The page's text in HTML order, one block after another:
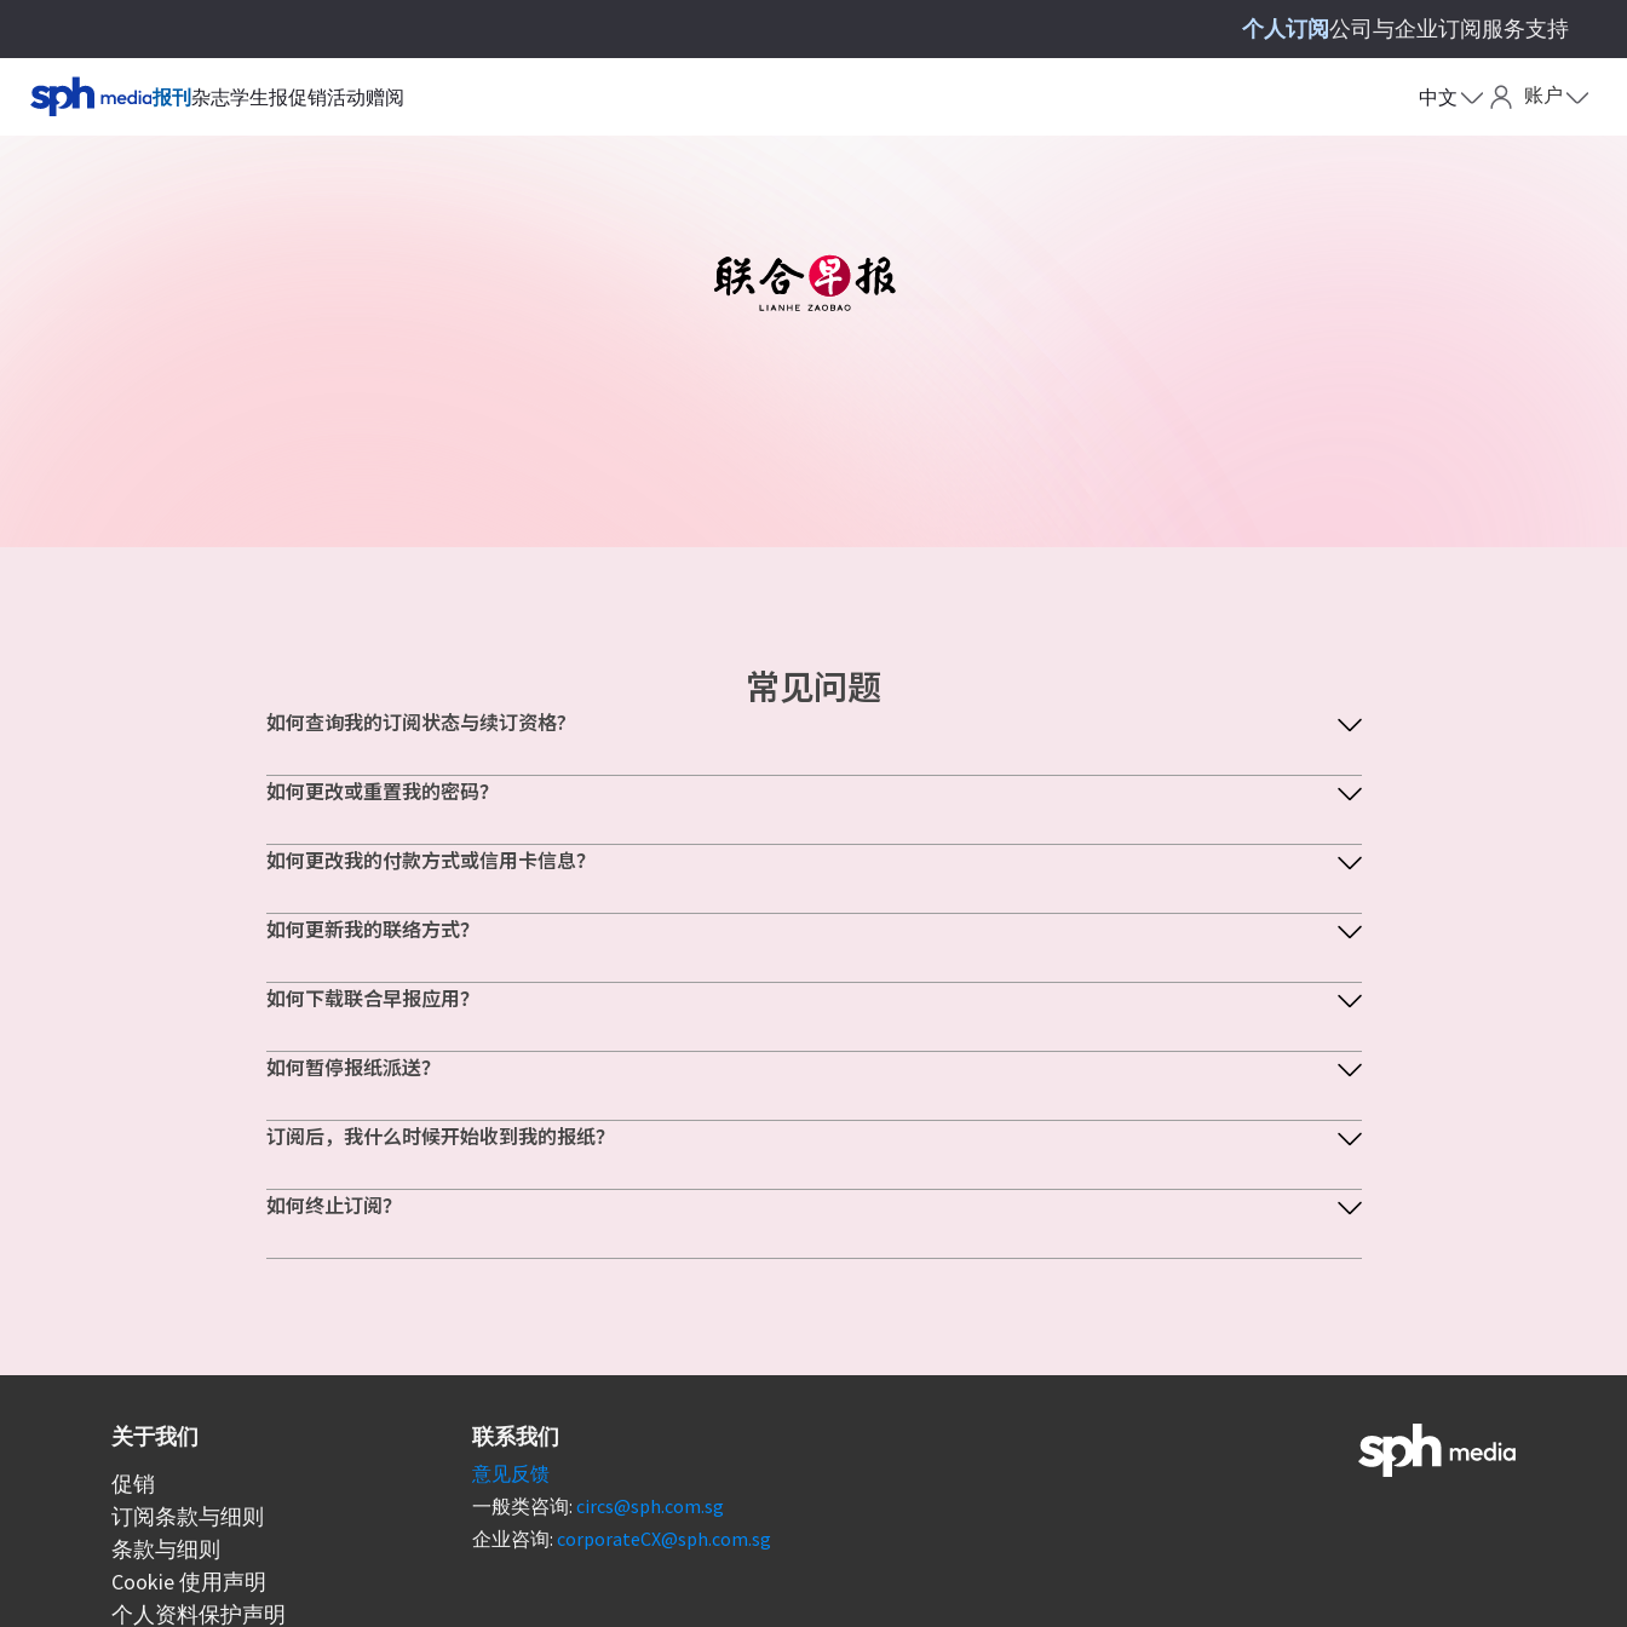
个人订阅公司与企业订阅服务支持
报刊杂志学生报促销活动赠阅 中文 账户
常见问题
如何查询我的订阅状态与续订资格?
如何更改或重置我的密码？
如何更改我的付款方式或信用卡信息？
如何更新我的联络方式？
如何下载联合早报应用？
如何暂停报纸派送？
订阅后，我什么时候开始收到我的报纸？
如何终止订阅？
关于我们
促销
订阅条款与细则
条款与细则
Cookie 使用声明
个人资料保护声明
联系我们
意见反馈
一般类咨询: circs@sph.com.sg
企业咨询: corporateCX@sph.com.sg